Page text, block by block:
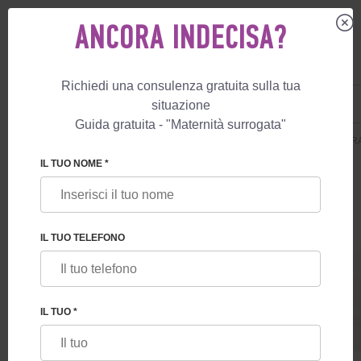
GUARANTEE PARTO IN GRECIA
ANCORA INDECISA?
Richiedi una consulenza gratuita sulla tua
situazione
Guida gratuita - "Maternità surrogata"
IL TUO NOME *
IL TUO TELEFONO
IL TUO *